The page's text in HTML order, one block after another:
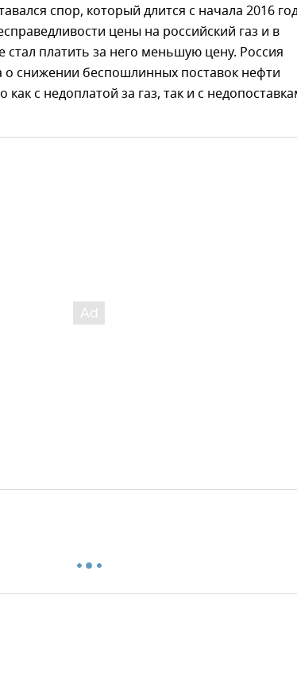
спор, который длится с начала 2016
цены на российский газ и в
платить за него меньшую цену. Россия
о снижении беспошлинных поставок нефти
как с недоплатой за газ, так и с